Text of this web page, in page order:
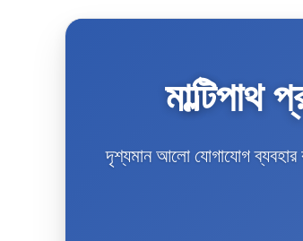
দৃশ্যমান আলো যোগাযোগ ব্যবহার